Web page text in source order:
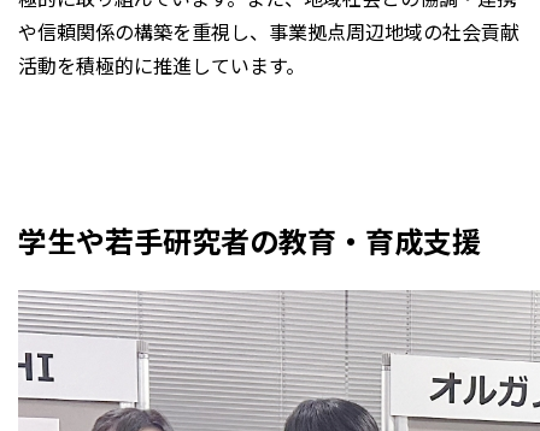
や信頼関係の構築を重視し、事業拠点周辺地域の社会貢献
活動を積極的に推進しています。
学生や若手研究者の教育・育成支援